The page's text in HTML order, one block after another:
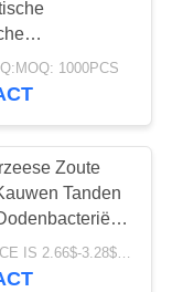
van de
1000PCS
Zoute
Tanden
de
EXW PRICE IS 2.66$-3.28$/BOTTLE MOQ:de doos van 60pcs *100